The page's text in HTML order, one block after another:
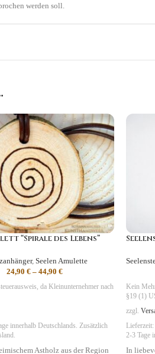
werden soll.
“Spirale des Lebens”
, Seelen Amulette
24,90 €– 44,90 €
da Kleinunternehmer nach
innerhalb Deutschlands. Zusätzlich
Astholz aus der Region
Kein
§19 (1)
zzgl.
Lieferzeit:
2-3 Tage
In